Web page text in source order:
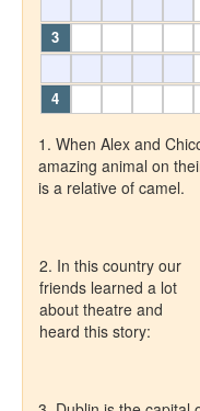
1. When Alex and
amazing animal on
is a relative of camel.
2. In this country our
friends learned a lot
about theatre and
heard this story: